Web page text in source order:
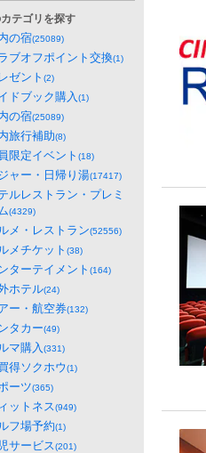
テゴリを探す
の宿(25089)
ブオフポイント交換(1)
ゼント (2)
ドブック購入 (1)
の宿(25089)
旅行補助(8)
限定イベント (18)
ャー・日帰り湯(17417)
ルレストラン・プレミ
(4329)
メ・レストラン(52556)
メチケット (38)
ターテイメント (164)
ホテル(24)
ー・航空券(132)
タカー(49)
マ購入 (331)
得ソクホウ(1)
ーツ(365)
ットネス(949)
フ場予約(1)
サービス(201)